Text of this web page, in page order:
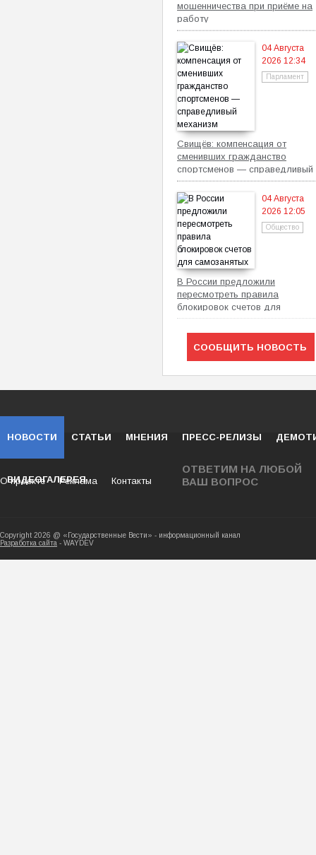
мошенничества при приёме на
работу
04 Августа
2026 12:34
Парламент
Свищёв: компенсация от
сменивших гражданство
спортсменов — справедливый
механизм
04 Августа
2026 12:05
Общество
В России предложили
пересмотреть правила
блокировок счетов для
самозанятых
СООБЩИТЬ НОВОСТЬ
НОВОСТИ СТАТЬИ МНЕНИЯ ПРЕСС-РЕЛИЗЫ
ВИДЕОГАЛЕРЕЯ
ОТВЕТИМ НА ЛЮБОЙ
ВАШ ВОПРОС
О проекте Реклама Контакты
Copyright 2026 @ «Государственные Вести» -
Разработка сайта - WAYDEV